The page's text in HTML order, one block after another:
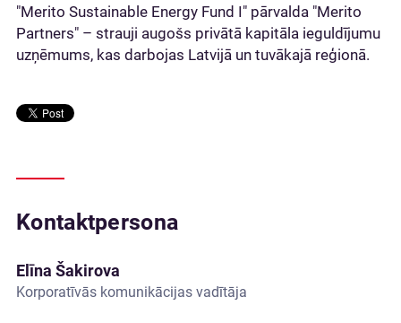
"Merito Sustainable Energy Fund I" pārvalda "Merito
Partners" – strauji augošs privātā kapitāla ieguldījumu
uzņēmums, kas darbojas Latvijā un tuvākajā reģionā.
Kontaktpersona
Elīna Šakirova
Korporatīvās komunikācijas vadītāja